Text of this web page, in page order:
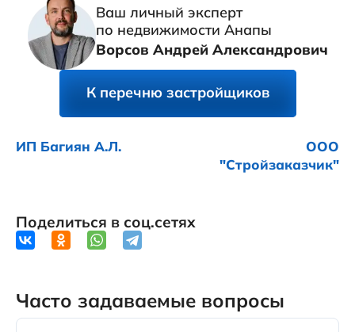
Ваш личный эксперт
по недвижимости Анапы
Ворсов Андрей Александрович
К перечню застройщиков
ИП Багиян А.Л.
ООО
"Стройзаказчик"
Поделиться в соц.сетях
Часто задаваемые вопросы